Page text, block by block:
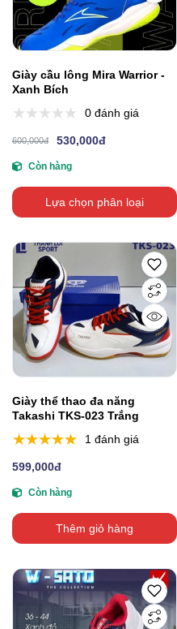
Giày cầu lông Mira Warrior -
Xanh Bích
0 đánh giá
600,000đ 530,000đ
Còn hàng
Lựa chọn phân loại
Giày thể thao đa năng
Takashi TKS-023 Trắng
1 đánh giá
599,000đ
Còn hàng
Thêm giỏ hàng